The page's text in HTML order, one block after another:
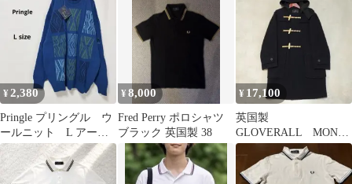
ド付き
ルマカーンコート
¥2,380
Pringle プリングル ウ
ールニット L アーガ
イル柄 パッチワー
ク 英国製
¥8,000
Fred Perry ポロシャツ
ブラック 英国製 38
¥ 17,100
英国製
GLOVERALL MONTY
ネイビー XS表記
（S〜М程度）